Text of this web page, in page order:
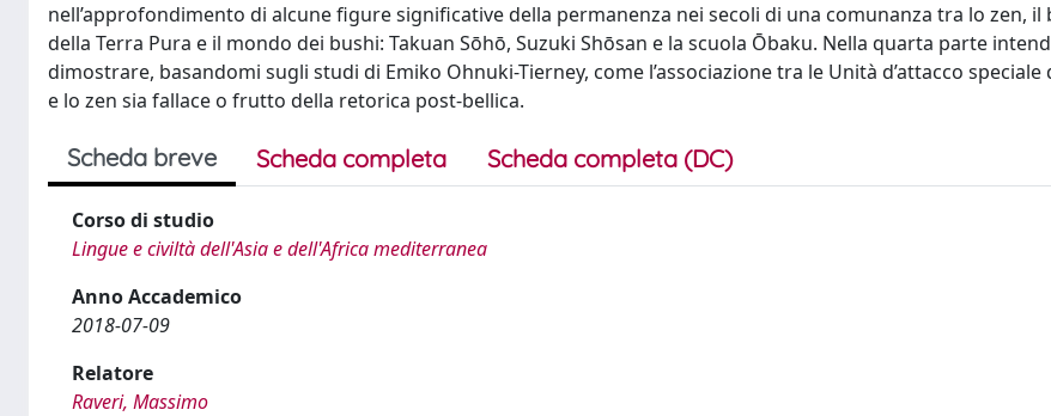
nell’approfondimento di alcune figure significative della permanenza nei secoli di una comunanza tra lo zen, il
della Terra Pura e il mondo dei bushi: Takuan Sōhō, Suzuki Shōsan e la scuola Ōbaku. Nella quarta parte
dimostrare, basandomi sugli studi di Emiko Ohnuki-Tierney, come l’associazione tra le Unità d’attacco speciale
e lo zen sia fallace o frutto della retorica post-bellica.
Scheda breve Scheda completa Scheda completa (DC)
Corso di studio
Lingue e civiltà dell'Asia e dell'Africa mediterranea
Anno Accademico
2018-07-09
Relatore
Raveri, Massimo